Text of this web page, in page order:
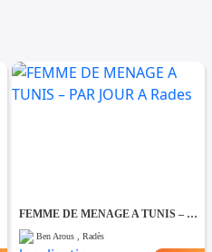
FEMME DE MENAGE A TUNIS – PAR JOUR A Rades
Ben Arous , Radès